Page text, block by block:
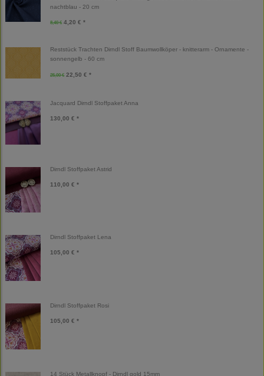
nachtblau - 20 cm
8,40 € 4,20 € *
Reststück Trachten Dirndl Stoff Baumwollköper - knitterarm - Ornamente -
sonnengelb - 60 cm
25,00 € 22,50 € *
Jacquard Dirndl Stoffpaket Anna
130,00 € *
Dirndl Stoffpaket Astrid
110,00 € *
Dirndl Stoffpaket Lena
105,00 € *
Dirndl Stoffpaket Rosi
105,00 € *
14 Stück Metallknopf - Dirndl gold 15mm